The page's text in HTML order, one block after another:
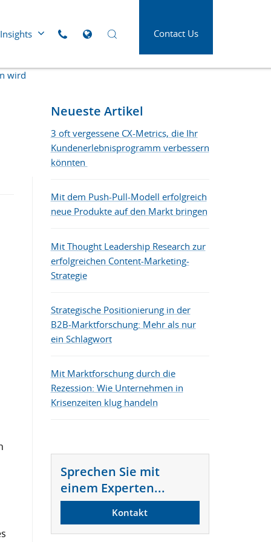
Papier, Druck und
Transport und Logistik
Insights
Die neue Form der Superkräfte für ein
von heute
Click to call us Contact Us
wird
Neueste Artikel
3 oft vergessene CX-Metrics, die Ihr
Kundenerlebnisprogramm verbessern
könnten
Mit dem Push-Pull-Modell erfolgreich
neue Produkte auf den Markt bringen
Mit Thought Leadership Research zur
erfolgreichen Content-Marketing-
Strategie
Strategische Positionierung in der
B2B-Marktforschung: Mehr als nur
ein Schlagwort
Mit Marktforschung durch die
Rezession: Wie Unternehmen in
Krisenzeiten klug handeln
Sprechen Sie mit
einem Experten...
Kontakt